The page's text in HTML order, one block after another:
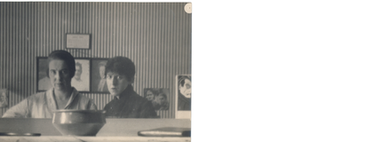
dimensiones, más que dialogar, se
solapan en un mutuo extrañamiento
del que ninguna sale intocada.